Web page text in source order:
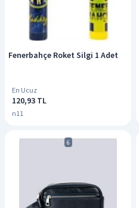
Fenerbahçe Roket Silgi 1 Adet
En Ucuz
120,93 TL
n11
6